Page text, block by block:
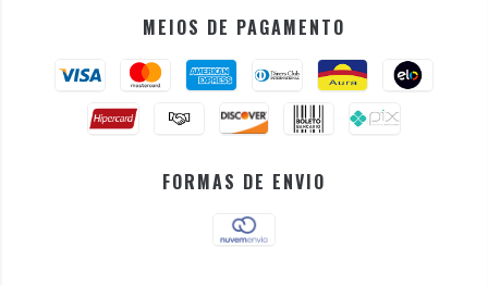
MEIOS DE PAGAMENTO
FORMAS DE ENVIO